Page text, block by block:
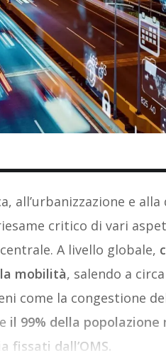
all’urbanizzazione e
critico di vari
A livello globale,
mobilità, salendo a
come la congestione
il 99% della
fissati dall’OMS.